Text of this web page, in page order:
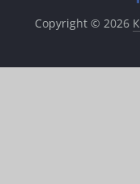
Copyright © 2026